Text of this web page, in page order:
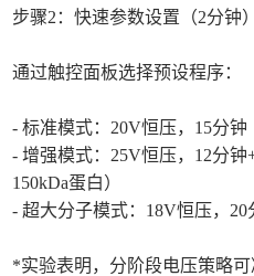
步骤2：快速参数设置（2分钟）
通过触控面板选择预设程序：
- 标准模式：20V恒压，15分钟
- 增强模式：25V恒压，12分
150kDa蛋白）
- 超大分子模式：18V恒压，20
*实验表明，分阶段电压策略